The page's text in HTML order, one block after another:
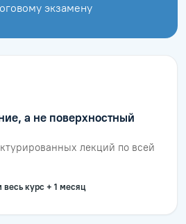
экзамену
а не поверхностный
лекций по всей
курс + 1 месяц